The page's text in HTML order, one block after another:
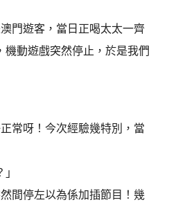
門遊客，當日正喝太太一齊
動遊戲突然停止，於是我們
常呀！今次經驗幾特別，當
間停左以為係加插節目！幾